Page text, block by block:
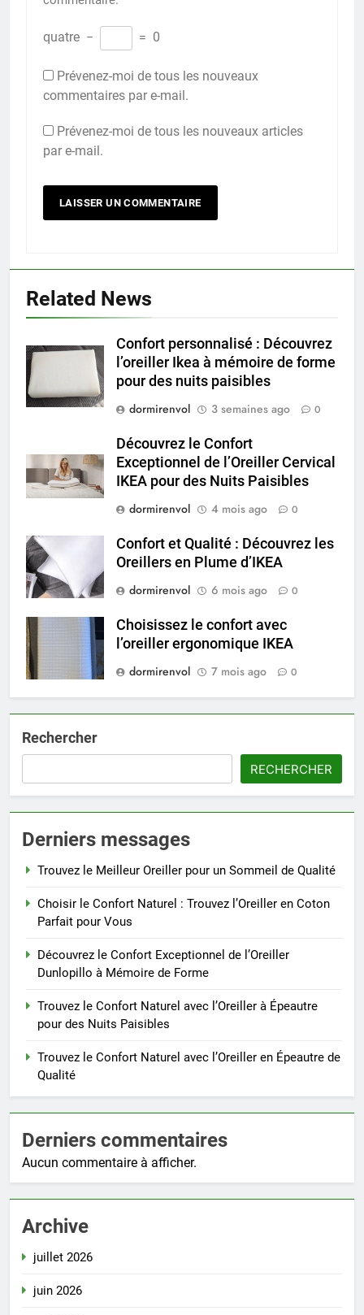
quatre − = 0
Prévenez-moi de tous les nouveaux
commentaires par e-mail.
Prévenez-moi de tous les nouveaux articles
par e-mail.
Related News
Confort personnalisé : Découvrez
l’oreiller Ikea à mémoire de forme
pour des nuits paisibles
dormirenvol
3 semaines ago 0
Découvrez le Confort
Exceptionnel de l’Oreiller Cervical
IKEA pour des Nuits Paisibles
dormirenvol
4 mois ago 0
Confort et Qualité : Découvrez les
Oreillers en Plume d’IKEA
dormirenvol
6 mois ago 0
Choisissez le confort avec
l’oreiller ergonomique IKEA
dormirenvol
7 mois ago 0
Rechercher
RECHERCHER
Derniers messages
Trouvez le Meilleur Oreiller pour un Sommeil de Qualité
Choisir le Confort Naturel : Trouvez l’Oreiller en Coton
Parfait pour Vous
Découvrez le Confort Exceptionnel de l’Oreiller
Dunlopillo à Mémoire de Forme
Trouvez le Confort Naturel avec l’Oreiller à Épeautre
pour des Nuits Paisibles
Trouvez le Confort Naturel avec l’Oreiller en Épeautre de
Qualité
Derniers commentaires
Aucun commentaire à afficher.
Archive
juillet 2026
juin 2026